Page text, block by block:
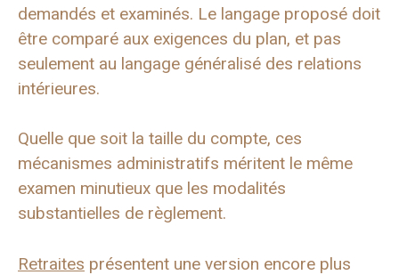
demandés et examinés. Le langage proposé doit
être comparé aux exigences du plan, et pas
seulement au langage généralisé des relations
intérieures.
Quelle que soit la taille du compte, ces
mécanismes administratifs méritent le même
examen minutieux que les modalités
substantielles de règlement.
Retraites présentent une version encore plus